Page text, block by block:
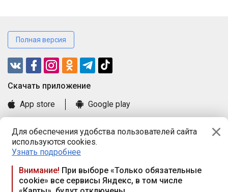
Для обеспечения удобства пользователей сайта
используются cookies.
Узнать подробнее
Внимание! При выборе «Только обязательные
cookie» все сервисы Яндекс, в том числе
Полная версия
Cкачать приложение
App store
Google play
Книга замечаний и предложений
Правила и документы
Praca.by © 2000—2026, ООО «ПРАЦА БАЙ»
Республика Беларусь, 220114, г. Минск, пр-т Независимости
117а, пом. № 9.